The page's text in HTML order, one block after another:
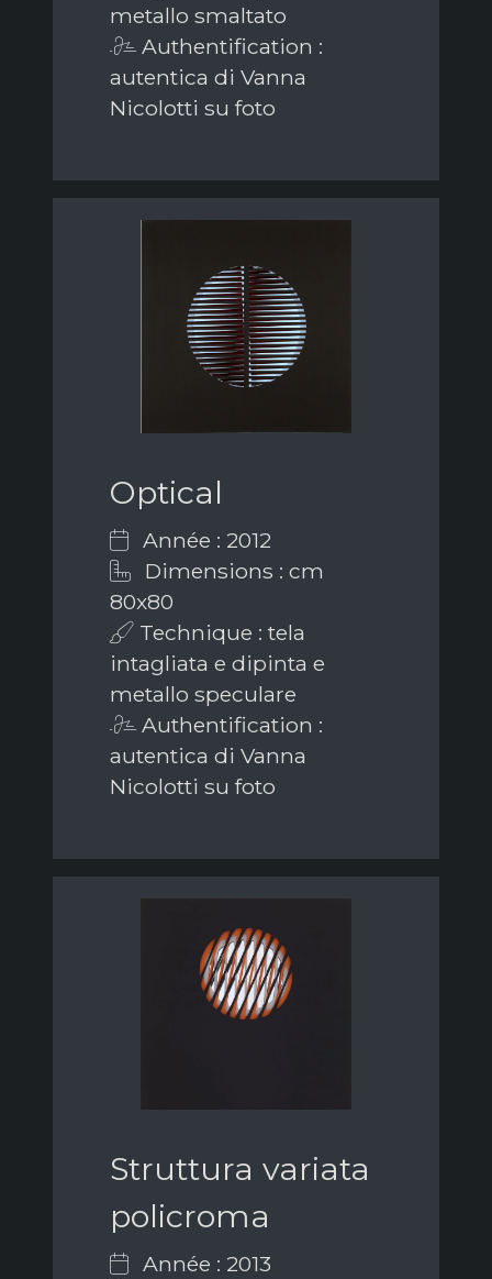
metallo smaltato
Authentification :
autentica di Vanna
Nicolotti su foto
Optical
Année : 2012
Dimensions : cm
80x80
Technique : tela
intagliata e dipinta e
metallo speculare
Authentification :
autentica di Vanna
Nicolotti su foto
Struttura variata
policroma
Année : 2013